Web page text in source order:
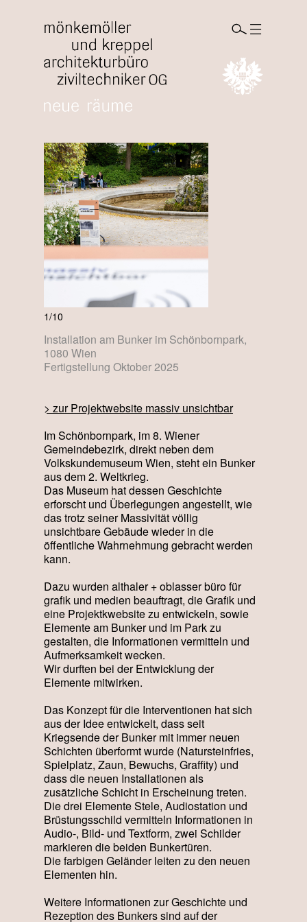
1/10
Installation am Bunker im Schönbornpark,
1080 Wien
Fertigstellung Oktober 2025
> zur Projektwebsite massiv unsichtbar
Im Schönbornpark, im 8. Wiener
Gemeindebezirk, direkt neben dem
Volkskundemuseum Wien, steht ein Bunker
aus dem 2. Weltkrieg.
Das Museum hat dessen Geschichte
erforscht und Überlegungen angestellt, wie
das trotz seiner Massivität völlig
unsichtbare Gebäude wieder in die
öffentliche Wahrnehmung gebracht werden
kann.
Dazu wurden althaler + oblasser büro für
grafik und medien beauftragt, die Grafik und
eine Projektkwebsite zu entwickeln, sowie
Elemente am Bunker und im Park zu
gestalten, die Informationen vermitteln und
Aufmerksamkeit wecken.
Wir durften bei der Entwicklung der
Elemente mitwirken.
Das Konzept für die Interventionen hat sich
aus der Idee entwickelt, dass seit
Kriegsende der Bunker mit immer neuen
Schichten überformt wurde (Natursteinfries,
Spielplatz, Zaun, Bewuchs, Graffity) und
dass die neuen Installationen als
zusätzliche Schicht in Erscheinung treten.
Die drei Elemente Stele, Audiostation und
Brüstungsschild vermitteln Informationen in
Audio-, Bild- und Textform, zwei Schilder
markieren die beiden Bunkertüren.
Die farbigen Geländer leiten zu den neuen
Elementen hin.
Weitere Informationen zur Geschichte und
Rezeption des Bunkers sind auf der